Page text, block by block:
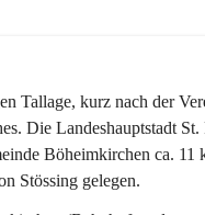
Tallage, kurz nach der
Die Landeshauptstadt
Böheimkirchen ca.
Stössing gelegen.